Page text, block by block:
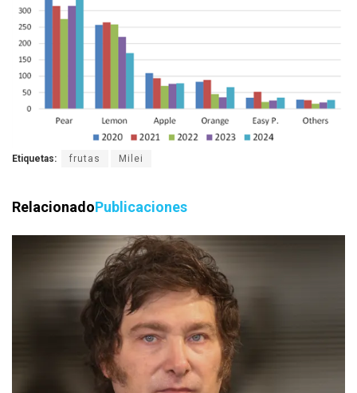
Etiquetas: frutas Milei
RelacionadoPublicaciones